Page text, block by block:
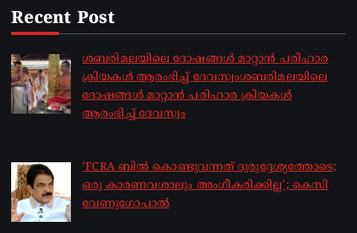
Recent Post
ശബരിമലയിലെ ദോഷങ്ങൾ മാറ്റാൻ പരിഹാര
ക്രിയകൾ ആരംഭിച്ച് ദേവസ്വംശബരിമലയിലെ
ദോഷങ്ങൾ മാറ്റാൻ പരിഹാര ക്രിയകൾ
ആരംഭിച്ച് ദേവസ്വം
‘FCRA ബിൽ കൊണ്ടുവന്നത് ദുരുദ്ദേശ്യത്തോടെ;
ഒരു കാരണവശാലും അം​ഗീകരിക്കില്ല’; കെസി
വേണു​ഗോപാൽ